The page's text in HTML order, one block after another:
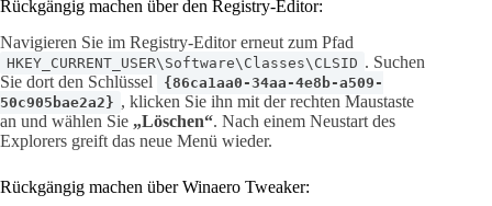
Rückgängig machen über den Registry-Editor:
Navigieren Sie im Registry-Editor erneut zum Pfad
HKEY_CURRENT_USER\Software\Classes\CLSID . Suchen
Sie dort den Schlüssel
{86ca1aa0-34aa-4e8b-a509-
50c905bae2a2} , klicken Sie ihn mit der rechten Maustaste
an und wählen Sie „Löschen“. Nach einem Neustart des
Explorers greift das neue Menü wieder.
Rückgängig machen über Winaero Tweaker: